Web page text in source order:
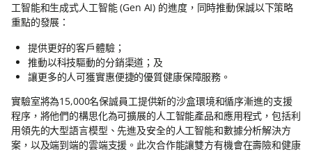
工智能和生成式人工智能 (Gen AI) 的進度，同時推動保誠以下策略
重點的發展：
提供更好的客戶體驗；
推動以科技驅動的分銷渠道；及
讓更多的人可獲實惠便捷的優質健康保障服務。
實驗室將為15,000名保誠員工提供新的沙盒環境和循序漸進的支援
程序，將他們的構思化為可擴展的人工智能產品和應用程式，包括利
用領先的大型語言模型、先進及安全的人工智能和數據分析解決方
案，以及端到端的雲端支援。此次合作能讓雙方有機會在壽險和健康